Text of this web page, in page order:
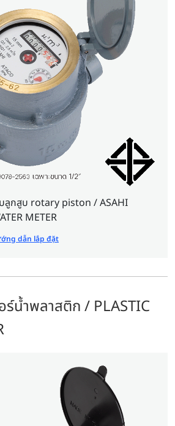
บลูกสูบ rotary piston / ASAHI
METER
dẫn lắp đặt
ร์น้ำพลาสติก / PLASTIC